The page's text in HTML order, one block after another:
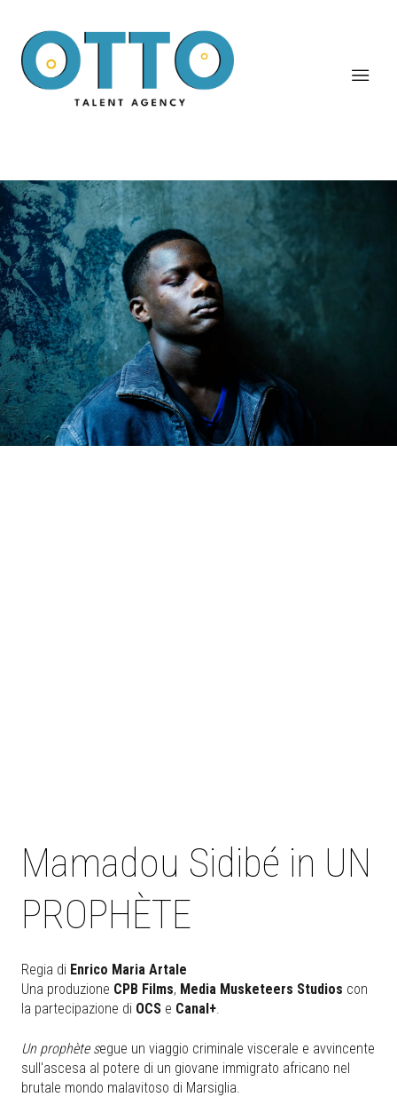
Mamadou Sidibé in UN
PROPHÈTE
Regia di Enrico Maria Artale
Una produzione CPB Films, Media Musketeers Studios con
la partecipazione di OCS e Canal+.
Un prophète segue un viaggio criminale viscerale e avvincente
sull'ascesa al potere di un giovane immigrato africano nel
brutale mondo malavitoso di Marsiglia.